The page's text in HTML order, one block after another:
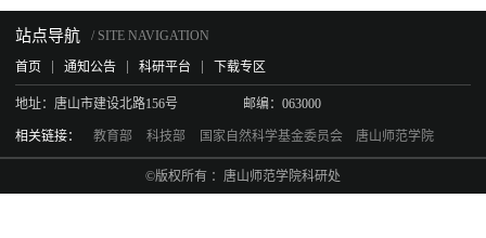
footwear cushioning学术论文PloS OneSCI三区2018-08-093柳鑫
华L-赖氨酸改性聚天冬氨酸的...
站点导航 / SITE NAVIGATION
首页 通知公告 科研平台 下载专区
地址：唐山市建设北路156号 邮编： 063000
相关链接： 教育部 科技部 国家自然科学基金委员会 唐山师范学院
©版权所有 ：唐山师范学院科研处